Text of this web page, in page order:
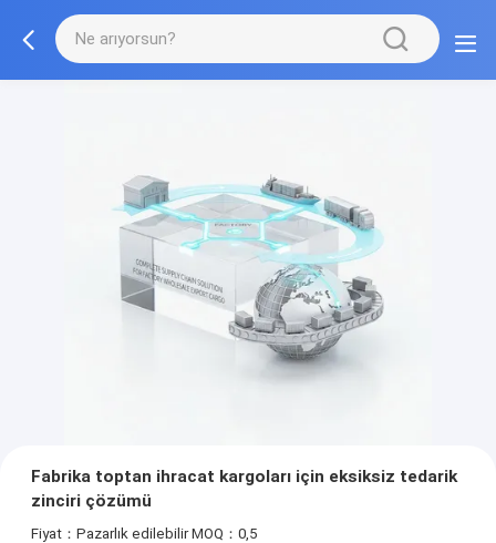
Fabrika toptan ihracat kargoları için eksiksiz tedarik
zinciri çözümü
Fiyat：Pazarlık edilebilir MOQ：0,5